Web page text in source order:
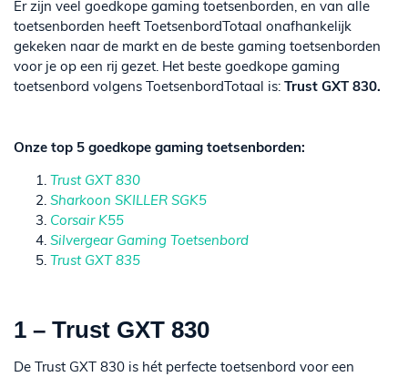
Er zijn veel goedkope gaming toetsenborden, en van alle
toetsenborden heeft ToetsenbordTotaal onafhankelijk
gekeken naar de markt en de beste gaming toetsenborden
voor je op een rij gezet. Het beste goedkope gaming
toetsenbord volgens ToetsenbordTotaal is: Trust GXT 830.
Onze top 5 goedkope gaming toetsenborden:
Trust GXT 830
Sharkoon SKILLER SGK5
Corsair K55
Silvergear Gaming Toetsenbord
Trust GXT 835
1 – Trust GXT 830
De Trust GXT 830 is hét perfecte toetsenbord voor een